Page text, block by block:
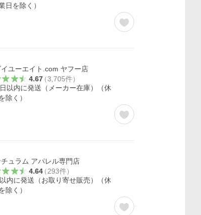
日を除く）
イユーエイト.com ヤフー店
4.67（3,705件）
以内に発送（メーカー在庫）（休
除く）
ュラム アパレル専門店
4.64（293件）
内に発送（お取り寄せ販売）（休
除く）